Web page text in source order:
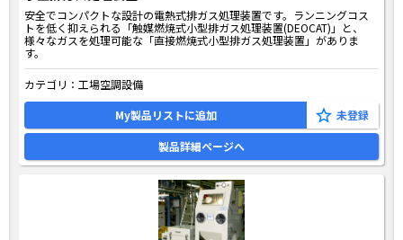
安全でコンパクトな設計の電熱式排ガス処理装置です。ランニングコス
トを低く抑えられる「触媒燃焼式小型排ガス処理装置(DEOCAT)」と、
様々なガスを処理可能な「直接燃焼式小型排ガス処理装置」がありま
す。
カテゴリ： 工場空調設備
My製品リストに追加
製品詳細ページへ